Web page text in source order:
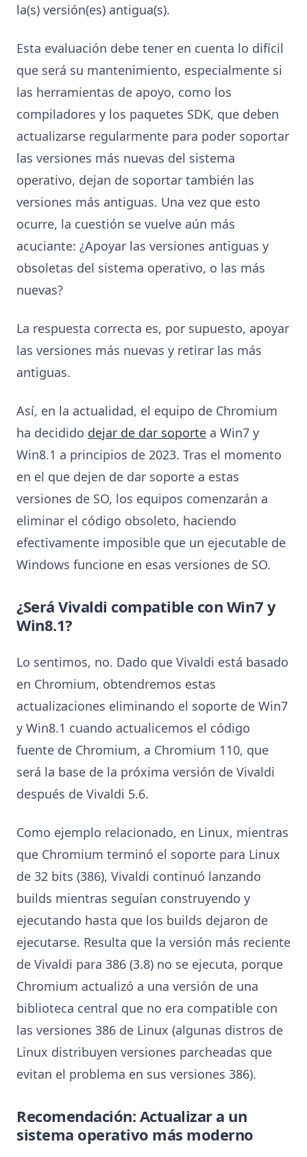
la(s) versión(es) antigua(s).
Esta evaluación debe tener en cuenta lo difícil
que será su mantenimiento, especialmente si
las herramientas de apoyo, como los
compiladores y los paquetes SDK, que deben
actualizarse regularmente para poder soportar
las versiones más nuevas del sistema
operativo, dejan de soportar también las
versiones más antiguas. Una vez que esto
ocurre, la cuestión se vuelve aún más
acuciante: ¿Apoyar las versiones antiguas y
obsoletas del sistema operativo, o las más
nuevas?
La respuesta correcta es, por supuesto, apoyar
las versiones más nuevas y retirar las más
antiguas.
Así, en la actualidad, el equipo de Chromium
ha decidido dejar de dar soporte a Win7 y
Win8.1 a principios de 2023. Tras el momento
en el que dejen de dar soporte a estas
versiones de SO, los equipos comenzarán a
eliminar el código obsoleto, haciendo
efectivamente imposible que un ejecutable de
Windows funcione en esas versiones de SO.
¿Será Vivaldi compatible con Win7 y
Win8.1?
Lo sentimos, no. Dado que Vivaldi está basado
en Chromium, obtendremos estas
actualizaciones eliminando el soporte de Win7
y Win8.1 cuando actualicemos el código
fuente de Chromium, a Chromium 110, que
será la base de la próxima versión de Vivaldi
después de Vivaldi 5.6.
Como ejemplo relacionado, en Linux, mientras
que Chromium terminó el soporte para Linux
de 32 bits (386), Vivaldi continuó lanzando
builds mientras seguían construyendo y
ejecutando hasta que los builds dejaron de
ejecutarse. Resulta que la versión más reciente
de Vivaldi para 386 (3.8) no se ejecuta, porque
Chromium actualizó a una versión de una
biblioteca central que no era compatible con
las versiones 386 de Linux (algunas distros de
Linux distribuyen versiones parcheadas que
evitan el problema en sus versiones 386).
Recomendación: Actualizar a un
sistema operativo más moderno